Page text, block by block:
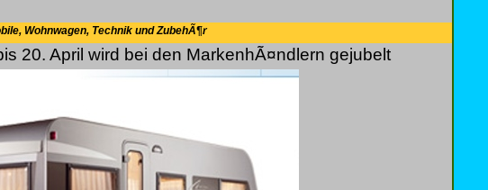
Wohnwagen, Technik und ZubehÃ¶r
20. April wird bei den MarkenhÃ¤ndlern gejubelt